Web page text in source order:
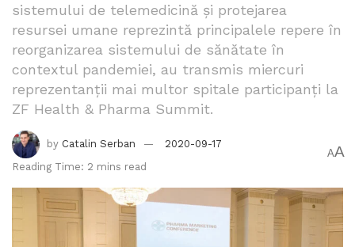
sistemului de telemedicină şi protejarea
resursei umane reprezintă principalele repere în
reorganizarea sistemului de sănătate în
contextul pandemiei, au transmis miercuri
reprezentanţii mai multor spitale participanţi la
ZF Health & Pharma Summit.
by Catalin Serban
2020-09-17
Reading Time: 2 mins read
AA